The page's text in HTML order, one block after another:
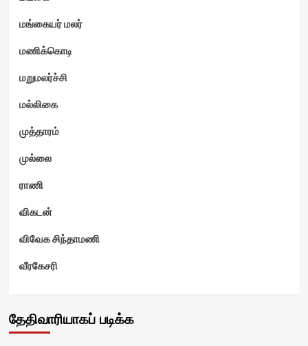
மங்கையர் மலர்
மணிக்கொடி
மறுமலர்ச்சி
மல்லிகை
முத்தாரம்
முல்லை
ராணி
விகடன்
விவேக சிந்தாமணி
வீரகேசரி
தேதிவாரியாகப் படிக்க